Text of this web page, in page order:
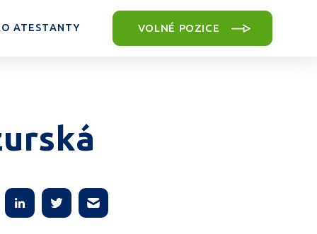
ATESTANTY VOLNÉ POZICE